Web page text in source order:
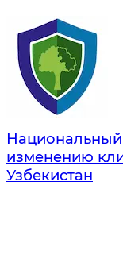
Национальный
изменению
Узбекистан